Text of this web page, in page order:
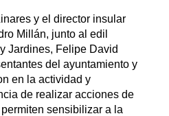
y el director insular
Millán, junto al edil
Jardines, Felipe David
del ayuntamiento y
en la actividad y
de realizar acciones de
sensibilizar a la